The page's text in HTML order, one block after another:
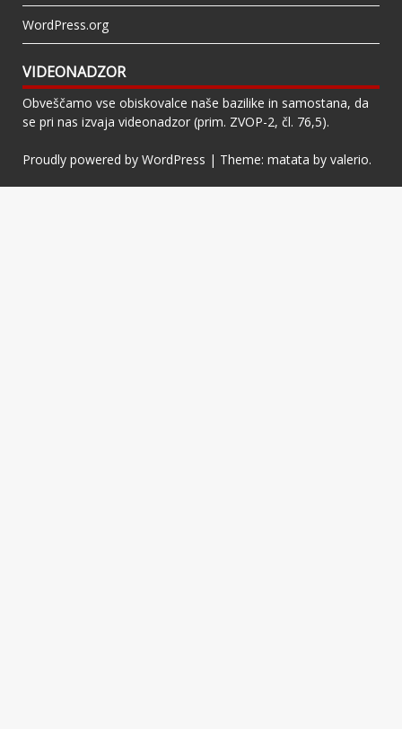
WordPress.org
VIDEONADZOR
Obveščamo vse obiskovalce naše bazilike in samostana, da
se pri nas izvaja videonadzor (prim. ZVOP-2, čl. 76,5).
Proudly powered by WordPress | Theme: matata by valerio.